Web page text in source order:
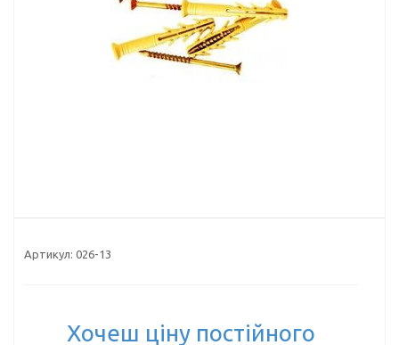
Артикул: 026-13
Хочеш ціну постійного